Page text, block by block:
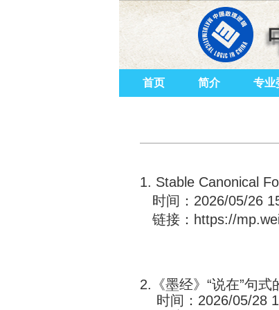
首页 简介 专业
1. Stable Canonical
时间：2026/05/26
链接： https://
2.《墨经》“说在”句式
时间：2026/05/28